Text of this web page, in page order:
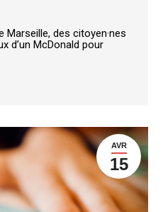
Marseille, des citoyen·nes
d’un McDonald pour
AVR
15